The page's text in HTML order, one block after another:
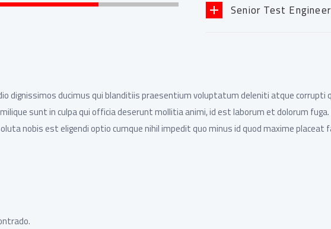
Senior Test
dignissimos ducimus qui blanditiis praesentium voluptatum deleniti atque
sunt in culpa qui officia deserunt mollitia animi, id est laborum et dolorum
nobis est eligendi optio cumque nihil impedit quo minus id quod maxime